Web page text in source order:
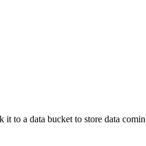
to a data bucket to store data